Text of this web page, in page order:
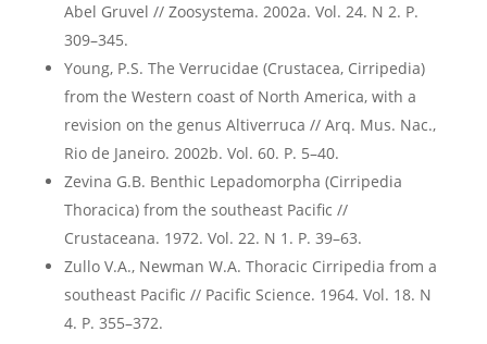
Abel Gruvel // Zoosystema. 2002a. Vol. 24. N 2. P.
309–345.
Young, P.S. The Verrucidae (Crustacea, Cirripedia)
from the Western coast of North America, with a
revision on the genus Altiverruca // Arq. Mus. Nac.,
Rio de Janeiro. 2002b. Vol. 60. P. 5–40.
Zevina G.B. Benthic Lepadomorpha (Cirripedia
Thoracica) from the southeast Pacific //
Crustaceana. 1972. Vol. 22. N 1. P. 39–63.
Zullo V.A., Newman W.A. Thoracic Cirripedia from a
southeast Pacific // Pacific Science. 1964. Vol. 18. N
4. P. 355–372.